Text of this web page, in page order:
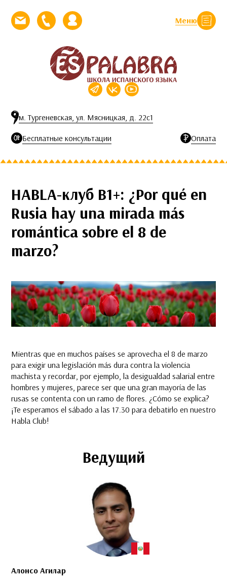
Меню
Закрыть
Напишите нам письмо
Позвоните намЛичный кабинет
м. Тургеневская, ул. Мясницкая, д. 22с1
Бесплатные консультации Оплата
HABLA-клуб B1+: ¿Por qué en
Rusia hay una mirada más
romántica sobre el 8 de
marzo?
Mientras que en muchos países se aprovecha el 8 de marzo
para exigir una legislación más dura contra la violencia
machista y recordar, por ejemplo, la desigualdad salarial entre
hombres y mujeres, parece ser que una gran mayoría de las
rusas se contenta con un ramo de flores. ¿Cómo se explica?
¡Te esperamos el sábado a las 17.30 para debatirlo en nuestro
Habla Club!
Ведущий
Алонсо Агилар